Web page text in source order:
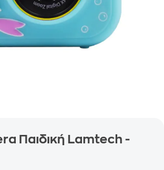
Παιδική Lamtech -